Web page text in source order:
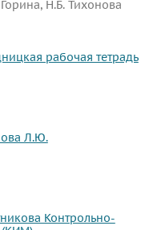
Н.Б. Тихонова
рабочая тетрадь
Л.Ю.
Контрольно-